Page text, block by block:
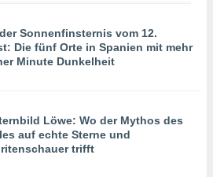
Sonnenfinsternis vom 12.
Die fünf Orte in Spanien mit mehr
Minute Dunkelheit
Löwe: Wo der Mythos des
auf echte Sterne und
trifft